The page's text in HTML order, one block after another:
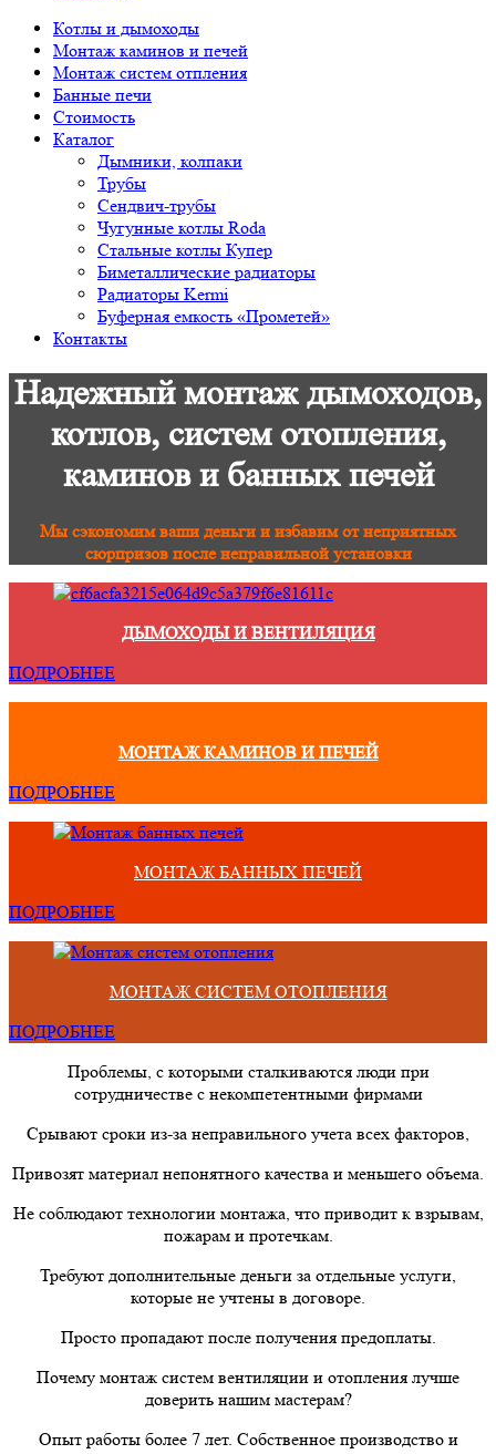
Котлы и дымоходы
Монтаж каминов и печей
Монтаж систем отпления
Банные печи
Стоимость
Каталог
Дымники, колпаки
Трубы
Сендвич-трубы
Чугунные котлы Roda
Стальные котлы Купер
Биметаллические радиаторы
Радиаторы Kermi
Буферная емкость «Прометей»
Контакты
Надежный монтаж дымоходов,
котлов, систем отопления,
каминов и банных печей
Мы сэкономим ваши деньги и избавим от неприятных
сюрпризов после неправильной установки
ДЫМОХОДЫ И ВЕНТИЛЯЦИЯ
ПОДРОБНЕЕ
МОНТАЖ КАМИНОВ И ПЕЧЕЙ
ПОДРОБНЕЕ
МОНТАЖ БАННЫХ ПЕЧЕЙ
ПОДРОБНЕЕ
МОНТАЖ СИСТЕМ ОТОПЛЕНИЯ
ПОДРОБНЕЕ
Проблемы, с которыми сталкиваются люди при
сотрудничестве с некомпетентными фирмами
Срывают сроки из-за неправильного учета всех факторов,
Привозят материал непонятного качества и меньшего объема.
Не соблюдают технологии монтажа, что приводит к взрывам,
пожарам и протечкам.
Требуют дополнительные деньги за отдельные услуги,
которые не учтены в договоре.
Просто пропадают после получения предоплаты.
Почему монтаж систем вентиляции и отопления лучше
доверить нашим мастерам?
Опыт работы более 7 лет. Собственное производство и